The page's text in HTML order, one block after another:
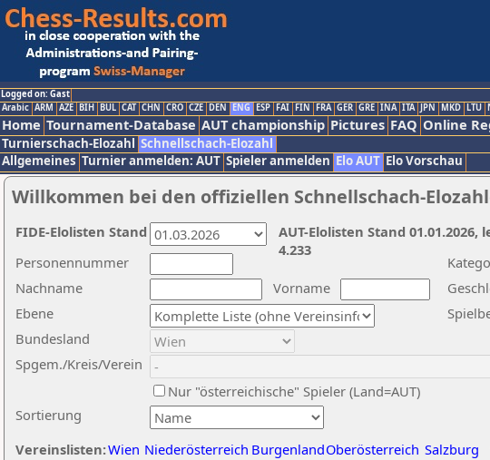
Logged on: Gast
Arabic ARM AZE BIH BUL CAT CHN CRO CZE DEN ENG ESP FAI FIN FRA GER GRE INA ITA JPN MKD LTU
Home Tournament-Database AUT championship Pictures FAQ Online
Turnierschach-Elozahl Schnellschach-Elozahl
Allgemeines Turnier anmelden: AUT Spieler anmelden Elo AUT Elo Vorschau
Willkommen bei den offiziellen Schnellschach-
Nachname
Vorname
Ebene
Sortierung
Personennummer
Bundesland
Spgem./Kreis/Verein
Nur "österreichische" Spieler (Land=AUT)
Vereinslisten:Wien Niederösterreich BurgenlandOberösterreich Salzburg
AUT-Elolisten Stand
4.233
FIDE-Elolisten Stand